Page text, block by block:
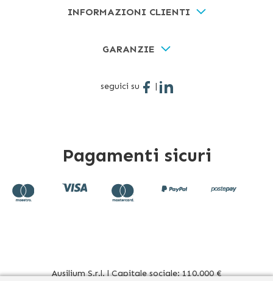
INFORMAZIONI CLIENTI
GARANZIE
seguici su |
Pagamenti sicuri
Ausilium S.r.l. | Capitale sociale: 110.000 €